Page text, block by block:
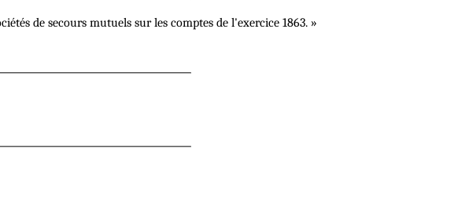
de secours mutuels sur les comptes de l'exercice 1863. »